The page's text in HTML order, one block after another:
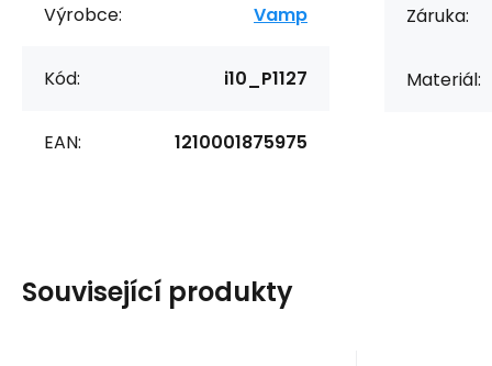
Výrobce: Vamp
Kód: i10_P1127
EAN: 1210001875975
Záruka:
Materiál:
Související produkty